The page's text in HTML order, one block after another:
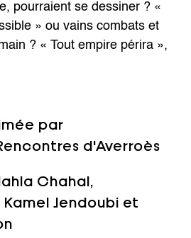
pourraient se dessiner ? «
» ou vains combats et
? « Tout empire périra »,
par
d'Averroès
Chahal
Kamel Jendoubi et